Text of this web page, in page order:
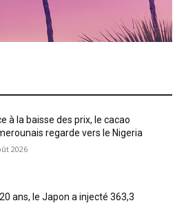
à la baisse des prix, le cacao
regarde vers le Nigeria
2026
ans, le Japon a injecté 363,3